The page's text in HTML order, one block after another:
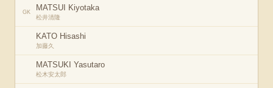
GK MATSUI Kiyotaka
松井清隆
KATO Hisashi
加藤久
MATSUKI Yasutaro
松木安太郎